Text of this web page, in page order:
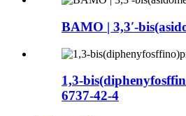
BAMO | 3,3′-
1,3-
6737-42-4